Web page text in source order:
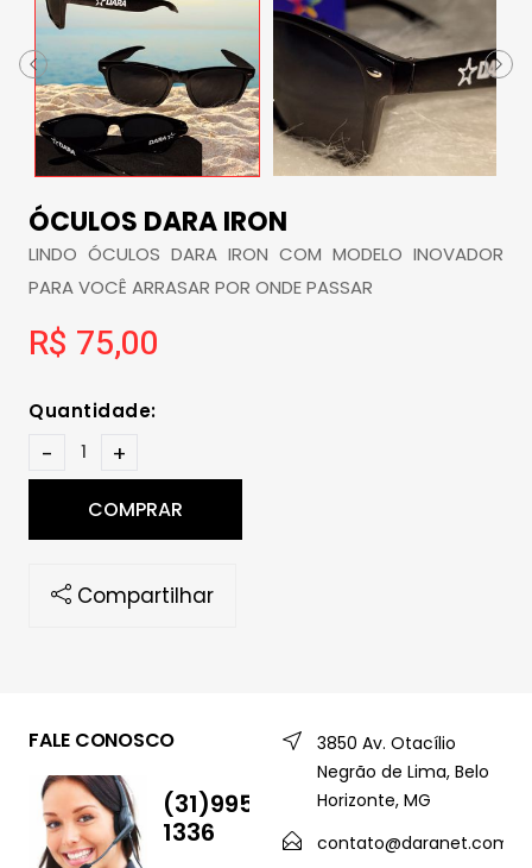
ÓCULOS DARA IRON
LINDO ÓCULOS DARA IRON COM MODELO INOVADOR
PARA VOCÊ ARRASAR POR ONDE PASSAR
R$ 75,00
Quantidade:
- +
COMPRAR
Compartilhar
FALE CONOSCO
(31)99544-
1336
3850 Av. Otacílio
Negrão de Lima, Belo
Horizonte, MG
contato@daranet.com.br